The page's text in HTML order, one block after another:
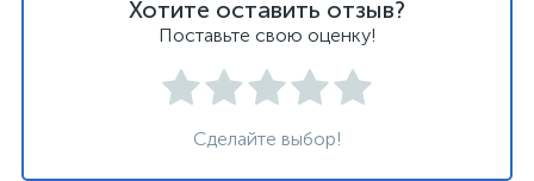
Хотите оставить отзыв?
Поставьте свою оценку!
Сделайте выбор!